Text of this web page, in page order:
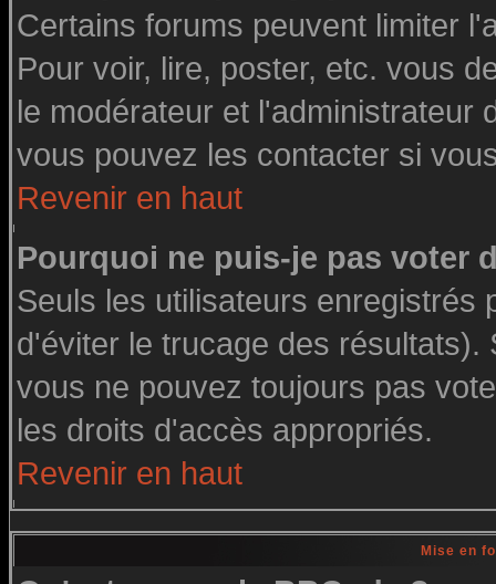
Certains forums peuvent limiter
Pour voir, lire, poster, etc. vous
le modérateur et l'administrateur
vous pouvez les contacter si
Revenir en haut
Pourquoi ne puis-je pas voter
Seuls les utilisateurs enregistrés
d'éviter le trucage des
vous ne pouvez toujours pas
les droits d'accès appropriés.
Revenir en haut
Mise en